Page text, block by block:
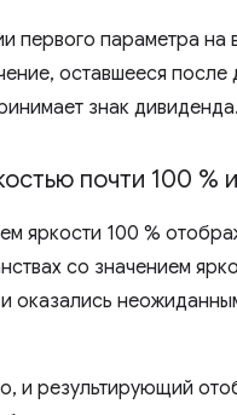
первого параметра на
оставшееся после
знак дивиденда.
почти 100 %
яркости 100 %
со значением
оказались
и результирующий